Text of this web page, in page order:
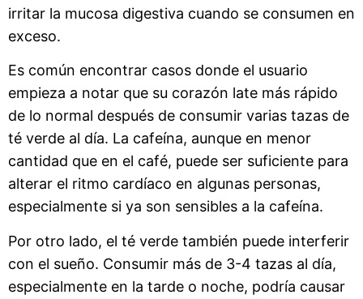
irritar la mucosa digestiva cuando se consumen en
exceso.
Es común encontrar casos donde el usuario
empieza a notar que su corazón late más rápido
de lo normal después de consumir varias tazas de
té verde al día. La cafeína, aunque en menor
cantidad que en el café, puede ser suficiente para
alterar el ritmo cardíaco en algunas personas,
especialmente si ya son sensibles a la cafeína.
Por otro lado, el té verde también puede interferir
con el sueño. Consumir más de 3-4 tazas al día,
especialmente en la tarde o noche, podría causar